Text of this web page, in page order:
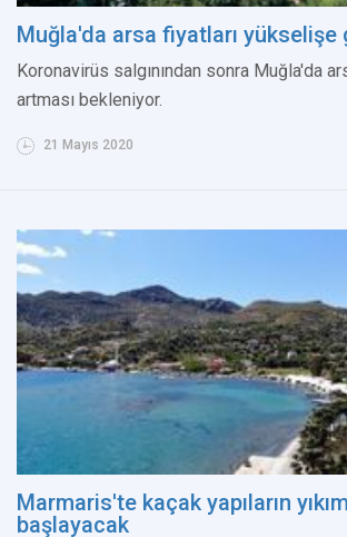
Muğla'da arsa fiyatları yükselişe
Koronavirüs salgınından sonra Muğla'da
artması bekleniyor.
21 Mayıs 2020
Marmaris'te kaçak yapıların
başlayacak